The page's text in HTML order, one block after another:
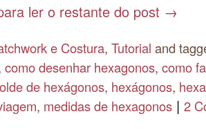
ler o restante do post →
e Costura, Tutorial and
como desenhar hexagonos, como
de hexágonos, hexágonos,
, medidas de hexagonos | 2